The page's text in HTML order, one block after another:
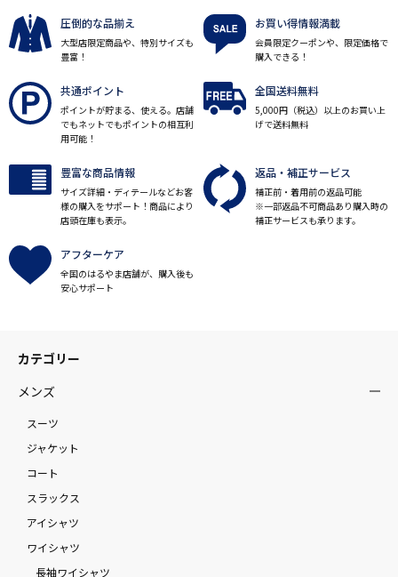
圧倒的な品揃え
大型店限定商品や、特別サイズも
豊富！
お買い得情報満載
会員限定クーポンや、限定価格で
購入できる！
共通ポイント
ポイントが貯まる、使える。店舗
でもネットでもポイントの相互利
用可能！
全国送料無料
5,000円（税込）以上のお買い上
げで送料無料
豊富な商品情報
サイズ詳細・ディテールなどお客
様の購入をサポート！商品により
店頭在庫も表示。
返品・補正サービス
補正前・着用前の返品可能
※一部返品不可商品あり購入時の
補正サービスも承ります。
アフターケア
全国のはるやま店舗が、購入後も
安心サポート
カテゴリー
メンズ
スーツ
ジャケット
コート
スラックス
アイシャツ
ワイシャツ
長袖ワイシャツ